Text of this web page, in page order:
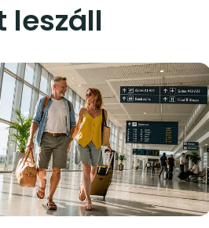
leszáll